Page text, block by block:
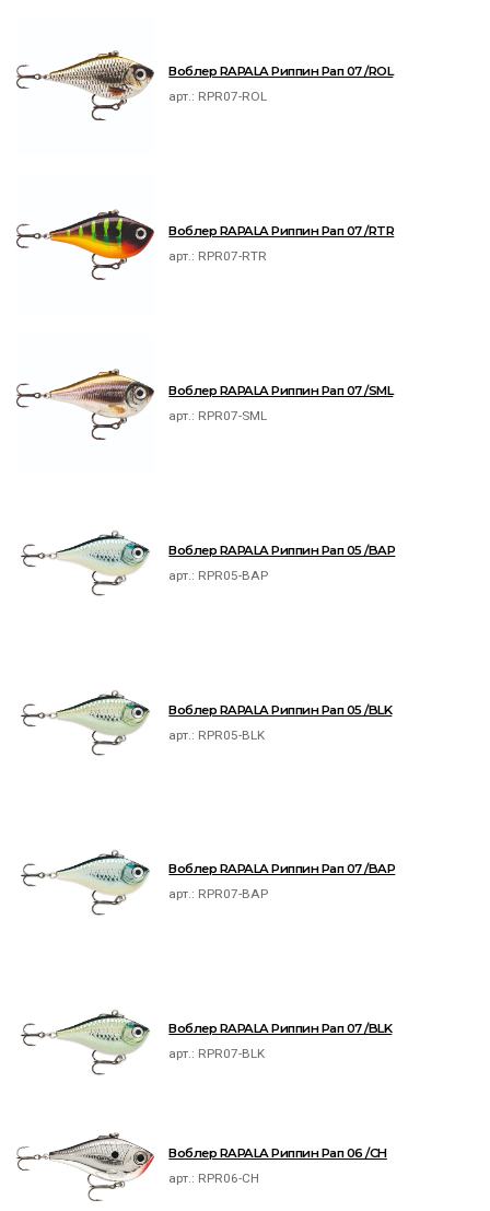
Воблер RAPALA Риппин Рап 07 /ROL
арт.: RPR07-ROL
Воблер RAPALA Риппин Рап 07 /RTR
арт.: RPR07-RTR
Воблер RAPALA Риппин Рап 07 /SML
арт.: RPR07-SML
Воблер RAPALA Риппин Рап 05 /BAP
арт.: RPR05-BAP
Воблер RAPALA Риппин Рап 05 /BLK
арт.: RPR05-BLK
Воблер RAPALA Риппин Рап 07 /BAP
арт.: RPR07-BAP
Воблер RAPALA Риппин Рап 07 /BLK
арт.: RPR07-BLK
Воблер RAPALA Риппин Рап 06 /CH
арт.: RPR06-CH